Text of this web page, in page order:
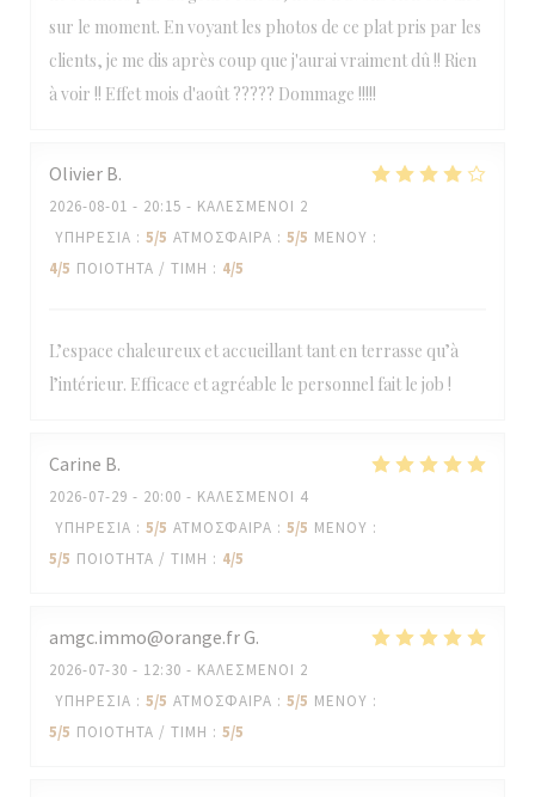
sur le moment. En voyant les photos de ce plat pris par les
clients, je me dis après coup que j'aurai vraiment dû !! Rien
à voir !! Effet mois d'août ????? Dommage !!!!!
Olivier B
2026-08-01 - 20:15 - ΚΑΛΕΣΜΈΝΟΙ 2
ΥΠΗΡΕΣΊΑ : 5/5 ΑΤΜΌΣΦΑΙΡΑ : 5/5 ΜΕΝΟΎ :
4/5 ΠΟΙΌΤΗΤΑ / ΤΙΜΉ : 4/5
L’espace chaleureux et accueillant tant en terrasse qu’à
l’intérieur. Efficace et agréable le personnel fait le job !
Carine B
2026-07-29 - 20:00 - ΚΑΛΕΣΜΈΝΟΙ 4
ΥΠΗΡΕΣΊΑ : 5/5 ΑΤΜΌΣΦΑΙΡΑ : 5/5 ΜΕΝΟΎ :
5/5 ΠΟΙΌΤΗΤΑ / ΤΙΜΉ : 4/5
amgc.immo@orange.frG
2026-07-30 - 12:30 - ΚΑΛΕΣΜΈΝΟΙ 2
ΥΠΗΡΕΣΊΑ : 5/5 ΑΤΜΌΣΦΑΙΡΑ : 5/5 ΜΕΝΟΎ :
5/5 ΠΟΙΌΤΗΤΑ / ΤΙΜΉ : 5/5